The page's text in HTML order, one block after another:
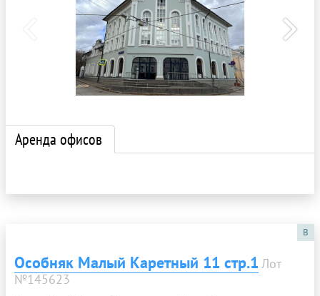
Аренда офисов
B
Особняк Малый Каретный 11 стр.1 Лот
№145623